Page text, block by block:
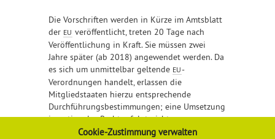
Cookie-Zustimmung verwalten
Die Vorschriften werden in Kürze im Amtsblatt
der EU veröffentlicht, treten 20 Tage nach
Veröffentlichung in Kraft. Sie müssen zwei
Jahre später (ab 2018) angewendet werden. Da
es sich um unmittelbar geltende EU-
Verordnungen handelt, erlassen die
Mitgliedstaaten hierzu entsprechende
Durchführungsbestimmungen; eine Umsetzung
in nationales Recht erfolgt nicht.